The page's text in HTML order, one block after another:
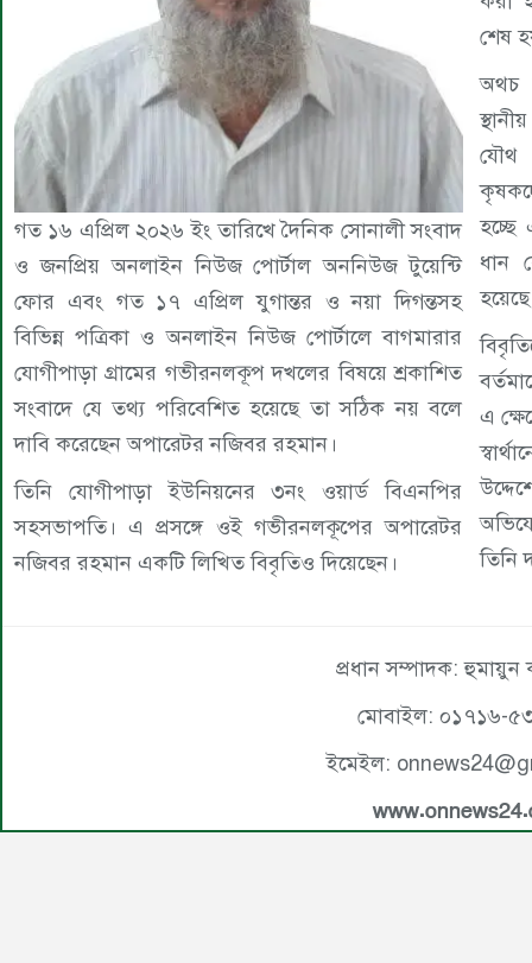
গত ১৬ এপ্রিল ২০২৬ ইং তারিখে দৈনিক সোনালী সংবাদ
ও জনপ্রিয় অনলাইন নিউজ পোর্টাল অননিউজ টুয়েন্টি
ফোর এবং গত ১৭ এপ্রিল যুগান্তর ও নয়া দিগন্তসহ
বিভিন্ন পত্রিকা ও অনলাইন নিউজ পোর্টালে বাগমারার
যোগীপাড়া গ্রামের গভীরনলকূপ দখলের বিষয়ে শ্রকাশিত
সংবাদে যে তথ্য পরিবেশিত হয়েছে তা সঠিক নয় বলে
দাবি করেছেন অপারেটর নজিবর রহমান।
তিনি যোগীপাড়া ইউনিয়নের ৩নং ওয়ার্ড বিএনপির
সহসভাপতি। এ প্রসঙ্গে ওই গভীরনলকূপের অপারেটর
নজিবর রহমান একটি লিখিত বিবৃতিও দিয়েছেন।
শেষ
অথচ
যৌথ
ধান
এ
তিনি
প্রধান সম্পাদক: হুমায়ুন
মোবাইল: ০১৭১৬-
ইমেইল: